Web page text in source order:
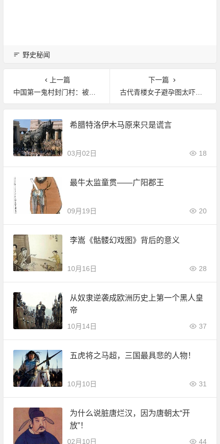
野史秘闻
上一篇
中国第一鬼村封门村：被诅咒的太师椅
下一篇
古代青楼女子避孕图太吓人 武则天也这样避孕?
希腊特洛伊木马原来只是谎言
03月02日 18
最牛太监童贯——广阳郡王
09月19日 20
李嵩《骷髅幻戏图》背后的意义
10月16日 28
从奴隶逆袭成欧洲历史上第一个黑人皇
帝
10月14日 37
五虎将之马超，三国最具悲的人物！
10月10日 31
为什么说脏唐烂汉，因为唐朝太“开
放”！
02月10日 44